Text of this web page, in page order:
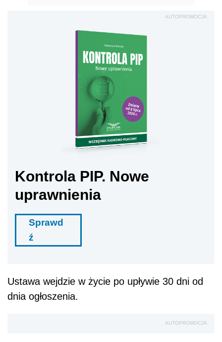
AUTOPROMOCJA
Kontrola PIP. Nowe
uprawnienia
Sprawd
ź
Ustawa wejdzie w życie po upływie 30 dni od
dnia ogłoszenia.
AUTOPROMOCJA